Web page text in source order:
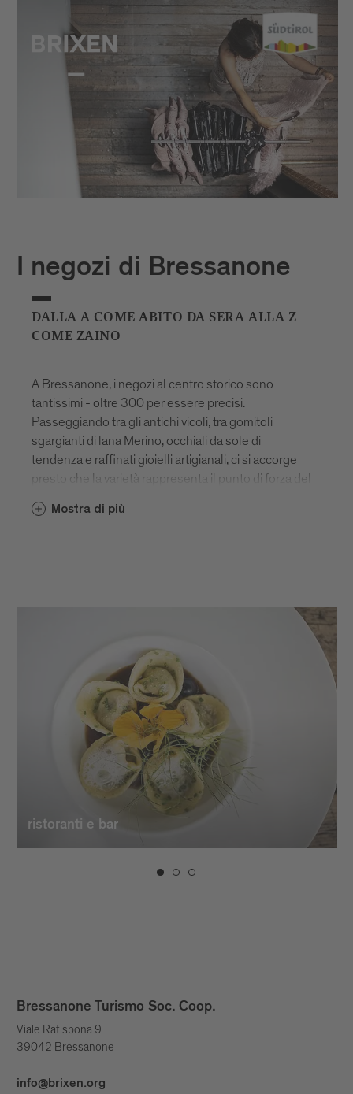
I negozi di Bressanone
DALLA A COME ABITO DA SERA ALLA Z
COME ZAINO
A Bressanone, i negozi al centro storico sono
tantissimi - oltre 300 per essere precisi.
Passeggiando tra gli antichi vicoli, tra gomitoli
sgargianti di lana Merino, occhiali da sole di
tendenza e raffinati gioielli artigianali, ci si accorge
presto che la varietà rappresenta il punto di forza del
comprare a Bressanone, vi diciamo solo che con la
Mostra di più
ristoranti e bar
Bressanone Turismo Soc. Coop.
Viale Ratisbona 9
39042 Bressanone
info@brixen.org